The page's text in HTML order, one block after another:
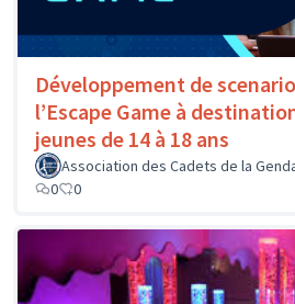
Développement de
l’Escape Game à
jeunes de 14 à 18 ans
Association des Cadets de la
0
0